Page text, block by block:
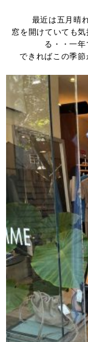
最近は五月晴
窓を開けていても
る・・一
できればこの季